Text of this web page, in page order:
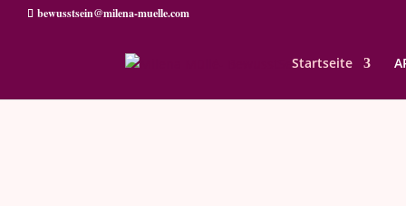
bewusstsein@milena-muelle.com
Startseite